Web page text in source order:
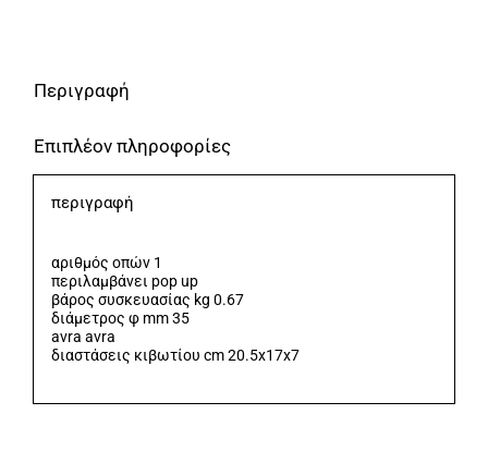
Περιγραφή
Επιπλέον πληροφορίες
περιγραφή
αριθμός οπών 1
περιλαμβάνει pop up
βάρος συσκευασίας kg 0.67
διάμετρος φ mm 35
avra avra
διαστάσεις κιβωτίου cm 20.5x17x7